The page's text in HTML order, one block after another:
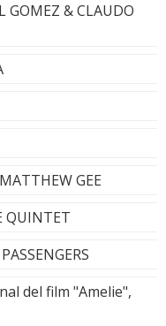
& CLAUDO
GEE
QUINTET
del film "Amelie",